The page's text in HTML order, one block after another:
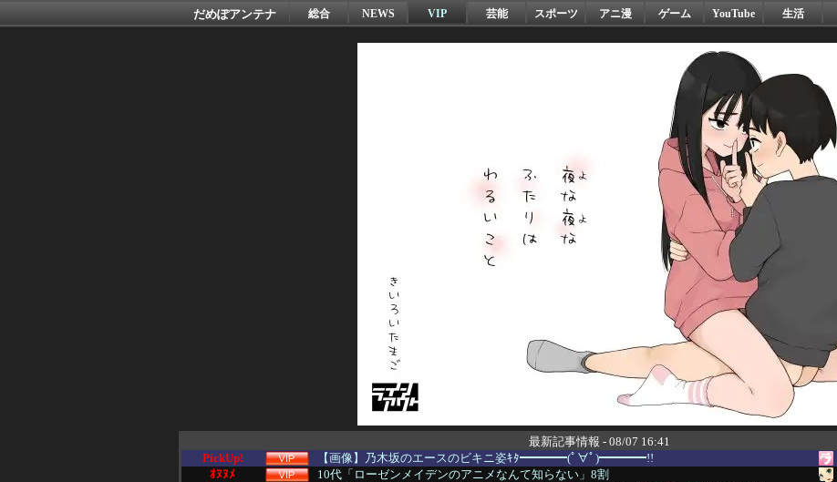
だめぽアンテナ 総合 NEWS VIP 芸能 スポーツ アニ漫 ゲーム YouTube 生活
最新記事情報 - 08/07 16:41
PickUp!
【画像】乃木坂のエースのビキニ姿ｷﾀ━━━━(ﾟ∀ﾟ)━━━━!!
ｵﾇﾇﾒ
10代「ローゼンメイデンのアニメなんて知らない」8割